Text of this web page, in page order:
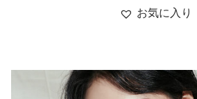
お気に入り